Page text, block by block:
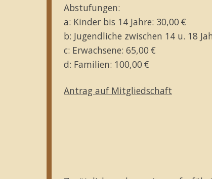
Abstufungen:
a: Kinder bis 14 Jahre: 30,00 €
b: Jugendliche zwischen 14 u. 18
c: Erwachsene: 65,00 €
d: Familien: 100,00 €
Antrag auf Mitgliedschaft